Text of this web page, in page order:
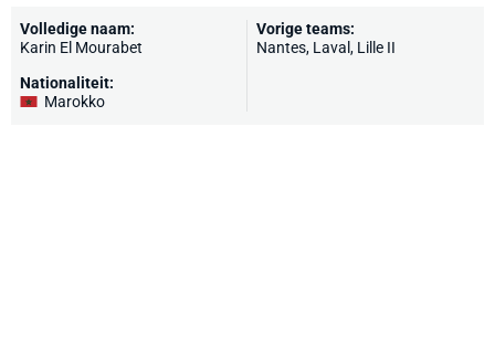
Volledige naam:
Karin El Mourabet
Nationaliteit:
Marokko
Vorige teams:
Nantes, Laval , Lille II